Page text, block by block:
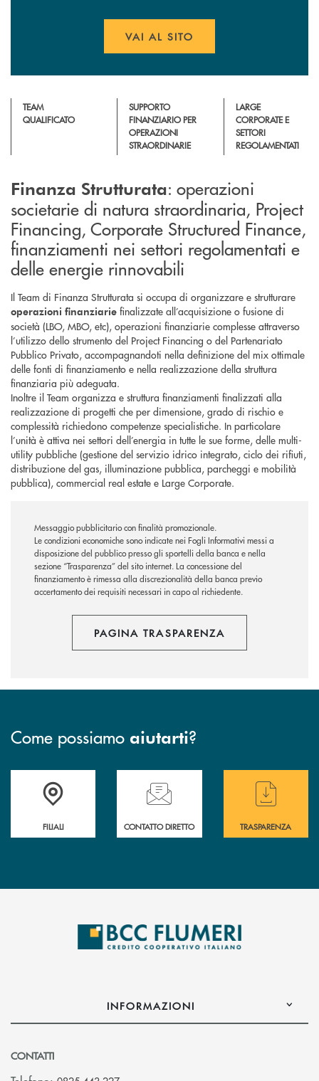
VAI AL SITO
TEAM
QUALIFICATO
SUPPORTO
FINANZIARIO PER
OPERAZIONI
STRAORDINARIE
LARGE
CORPORATE E
SETTORI
REGOLAMENTATI
Finanza Strutturata: operazioni
societarie di natura straordinaria, Project
Financing, Corporate Structured Finance,
finanziamenti nei settori regolamentati e
delle energie rinnovabili
Il Team di Finanza Strutturata si occupa di organizzare e strutturare
operazioni finanziarie finalizzate all’acquisizione o fusione di
società (LBO, MBO, etc), operazioni finanziarie complesse attraverso
l’utilizzo dello strumento del Project Financing o del Partenariato
Pubblico Privato, accompagnandoti nella definizione del mix ottimale
delle fonti di finanziamento e nella realizzazione della struttura
finanziaria più adeguata.
Inoltre il Team organizza e struttura finanziamenti finalizzati alla
realizzazione di progetti che per dimensione, grado di rischio e
complessità richiedono competenze specialistiche. In particolare
l’unità è attiva nei settori dell’energia in tutte le sue forme, delle multi-
utility pubbliche (gestione del servizio idrico integrato, ciclo dei rifiuti,
distribuzione del gas, illuminazione pubblica, parcheggi e mobilità
pubblica), commercial real estate e Large Corporate.
Messaggio pubblicitario con finalità promozionale.
Le condizioni economiche sono indicate nei Fogli Informativi messi a
disposizione del pubblico presso gli sportelli della banca e nella
sezione “Trasparenza” del sito internet.La concessione del
finanziamento è rimessa alla discrezionalità della banca previo
accertamento dei requisiti necessari in capo al richiedente.
PAGINA TRASPARENZA
Come possiamo aiutarti?
Trova la filiale più vicina a te
FILIALI
Hai bisogno di assistenza immediata ?
CONTATTO DIRETTO
Hai bisogno di
TRASPARENZA
INFORMAZIONI
CONTATTI